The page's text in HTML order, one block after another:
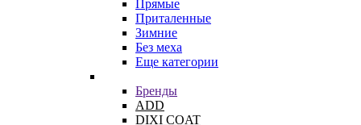
Прямые
Приталенные
Зимние
Без меха
Еще категории
Бренды
ADD
DIXI COAT